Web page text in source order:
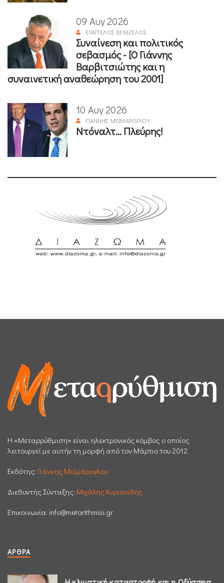
09 Αυγ 2026
ΕΥΆΓΓΕΛΟΣ ΒΕΝΙΖΈΛΟΣ
Συναίνεση και πολιτικός
σεβασμός - [Ο Γιάννης
Βαρβιτσιώτης και η
συναινετική αναθεώρηση του 2001]
10 Αυγ 2026
ΓΙΆΝΝΗΣ ΜΕΪΜΆΡΟΓΛΟΥ
Ντόναλτ… Πλεύρης!
H «Μεταρρύθμιση» είναι ηλεκτρονικός κόμβος ο οποίος
λειτουργεί με αυτήν τη μορφή από τον Μάρτιο του 2012.
Εκδότης: Γιάννης Μεϊμάρογλου
Διεθυντής Σύνταξης: Μιχάλης Κυριακίδης
Επικοινωνία: info@metarithmisi.gr
ΆΡΘΡΑ